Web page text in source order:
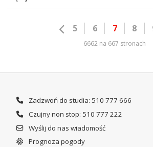
5 6 7 8
6662 na 667 stronach
Zadzwoń do studia: 510 777 666
Czujny non stop: 510 777 222
Wyślij do nas wiadomość
Prognoza pogody